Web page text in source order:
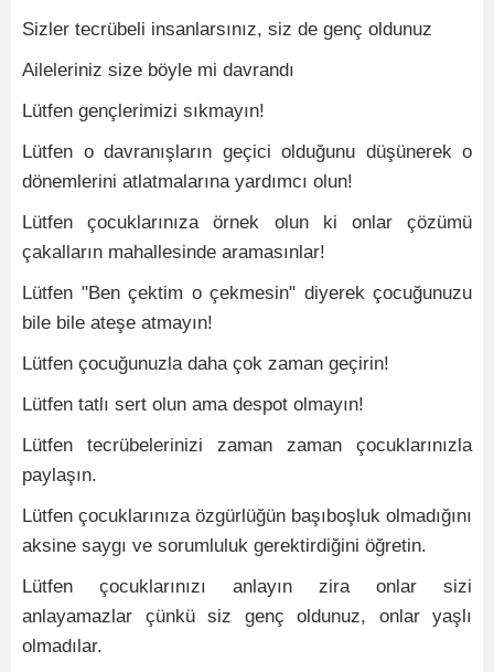
Sizler tecrübeli insanlarsınız, siz de genç oldunuz
Aileleriniz size böyle mi davrandı
Lütfen gençlerimizi sıkmayın!
Lütfen o davranışların geçici olduğunu düşünerek o
dönemlerini atlatmalarına yardımcı olun!
Lütfen çocuklarınıza örnek olun ki onlar çözümü
çakalların mahallesinde aramasınlar!
Lütfen "Ben çektim o çekmesin" diyerek çocuğunuzu
bile bile ateşe atmayın!
Lütfen çocuğunuzla daha çok zaman geçirin!
Lütfen tatlı sert olun ama despot olmayın!
Lütfen tecrübelerinizi zaman zaman çocuklarınızla
paylaşın.
Lütfen çocuklarınıza özgürlüğün başıboşluk olmadığını
aksine saygı ve sorumluluk gerektirdiğini öğretin.
Lütfen çocuklarınızı anlayın zira onlar sizi
anlayamazlar çünkü siz genç oldunuz, onlar yaşlı
olmadılar.